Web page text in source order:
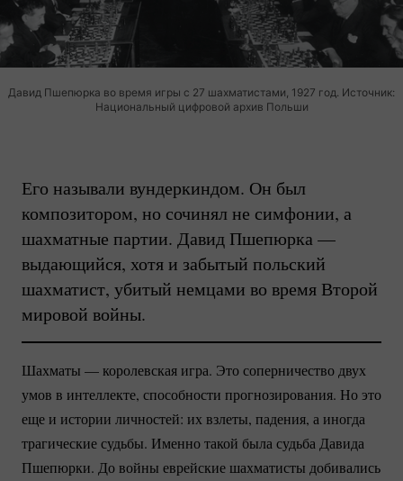
Давид Пшепюрка во время игры с 27 шахматистами, 1927 год. Источник:
Национальный цифровой архив Польши
Его называли вундеркиндом. Он был
композитором, но сочинял не симфонии, а
шахматные партии. Давид Пшепюрка —
выдающийся, хотя и забытый польский
шахматист, убитый немцами во время Второй
мировой войны.
Шахматы — королевская игра. Это соперничество двух
умов в интеллекте, способности прогнозирования. Но это
еще и истории личностей: их взлеты, падения, а иногда
трагические судьбы. Именно такой была судьба Давида
Пшепюрки. До войны еврейские шахматисты добивались